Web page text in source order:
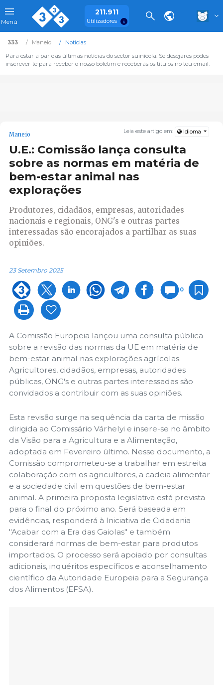
Menú
211.911
Utilizadores
333 Maneio
Notícias
Para estar a par das últimas notícias do sector suinícola. Se desejares podes
inscrever-te para receber o nosso boletim e receberás os títulos no teu email.
Leia este artigo em: Idioma
Maneio
U.E.: Comissão lança consulta
sobre as normas em matéria de
bem-estar animal nas
explorações
Produtores, cidadãos, empresas, autoridades
nacionais e regionais, ONG's e outras partes
interessadas são encorajados a partilhar as suas
opiniões.
23 Setembro 2025
0
A Comissão Europeia lançou uma consulta pública
sobre a revisão das normas da UE em matéria de
bem-estar animal nas explorações agrícolas.
Agricultores, cidadãos, empresas, autoridades
públicas, ONG's e outras partes interessadas são
convidados a contribuir com as suas opiniões.
Esta revisão surge na sequência da carta de missão
dirigida ao Comissário Várhelyi e insere-se no âmbito
da Visão para a Agricultura e a Alimentação,
adoptada em Fevereiro último. Nesse documento, a
Comissão comprometeu-se a trabalhar em estreita
colaboração com os agricultores, a cadeia alimentar
e a sociedade civil em questões de bem-estar
animal. A primeira proposta legislativa está prevista
para o final do próximo ano. Será baseada em
evidências, responderá à Iniciativa de Cidadania
"Acabar com a Era das Gaiolas" e também
considerará normas de bem-estar para produtos
importados. O processo será apoiado por consultas
adicionais, inquéritos específicos e aconselhamento
científico da Autoridade Europeia para a Segurança
dos Alimentos (EFSA).